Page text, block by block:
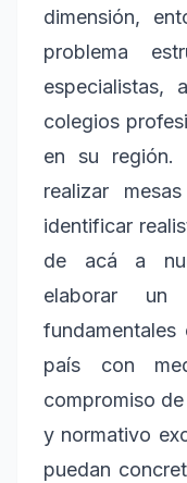
dimensión,
problema
colegios
en su región.
realizar
identificar
de acá a
elaborar un
país con
compromiso
y normativo
puedan